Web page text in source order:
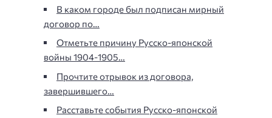
В каком городе был подписан мирный
договор по…
Отметьте причину Русско-японской
войны 1904-1905…
Прочтите отрывок из договора,
завершившего…
Расставьте события Русско-японской